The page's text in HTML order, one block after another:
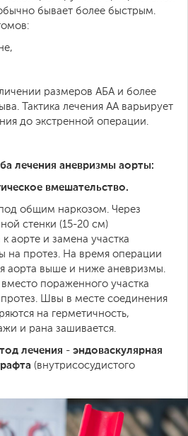
бывает более быстрым.
размеров АБА и более
Тактика лечения АА варьирует
до экстренной операции.
лечения аневризмы аорты:
вмешательство.
общим наркозом. Через
стенки (15-20 см)
аорте и замена участка
на протез. На время операции
аорта выше и ниже аневризмы.
пораженного участка
Швы в месте соединения
на герметичность,
и рана зашивается.
лечения - эндоваскулярная
(внутрисосудистого